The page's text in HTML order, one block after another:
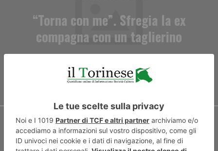
“Torna con me”. Sfregia la ex
compagna con un taglierino